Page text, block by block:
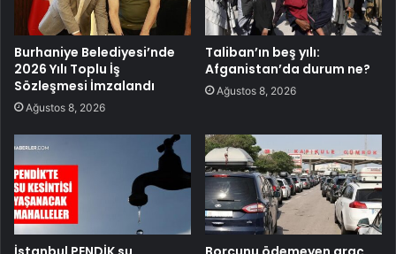
Burhaniye Belediyesi’nde
2026 Yılı Toplu İş
Sözleşmesi İmzalandı
Ağustos 8, 2026
Taliban’ın beş yılı:
Afganistan’da durum ne?
Ağustos 8, 2026